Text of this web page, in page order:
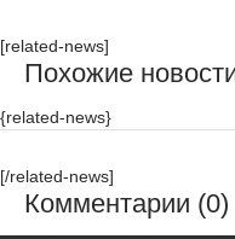
[related-news]
Похожие
{related-news}
[/related-news]
Комментарии (0)